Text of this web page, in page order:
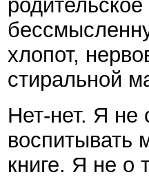
хлопот,
стиральной
Нет-нет. Я не
воспитывать
книге. Я не о